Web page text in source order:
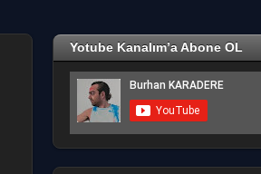
Yotube Kanalım’a Abone OL